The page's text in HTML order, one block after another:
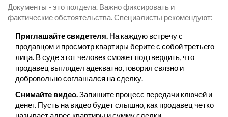
Документы - это полдела. Важно фиксировать и
фактические обстоятельства. Специалисты рекомендуют:
Приглашайте свидетеля. На каждую встречу с
продавцом и просмотр квартиры берите с собой третьего
лица. В суде этот человек сможет подтвердить, что
продавец выглядел адекватно, говорил связно и
добровольно соглашался на сделку.
Снимайте видео.Запишите процесс передачи ключей и
денег. Пусть на видео будет слышно, как продавец четко